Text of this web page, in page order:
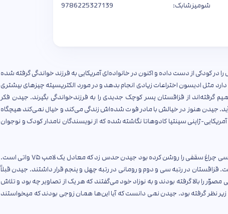
شومیزشابک:
9786225327139
کودکی از دست داده و اکنون در خانواده‌ای آمریکایی به فرزند خواندگی گرفته شده
ادیسون اختراعات زیادی انجام بدهد و در مورد الکتریسیته چیزهای بیشتری
گرفته‌اند از قزاقستان پسر کوچک جدیدی را به فرزندخواندگی بگیرند. جیدن فکر
جیدن هنوز در خیالش با مادر فوت شده‌اش زندگی می‌کند و خیال نمی‌کند هیچگاه
ژاپنی سینتیا کادوهاتا نگاشته شده که از نویسندگان نامدار کودک و نوجوان
هوای اتاق پیوند خفه بود با اینکه روز بود، آسمان پوشیده از ابر بود و کسی چراغ سقفی را روشن کرده بود جیدن حدس زد که معادل یک لامپ ۷۵ واتی است.
قزاقستان در رتبه سی و دوم و رومانی در رتبه چهل و پنجم قرار داشتند. جیدن قبلاً
را بالا گرفته بودند و به نوزاد خود می‌گفتند که هر یک از تصاویر چه بود و تلاش
را زیر نظر گرفته بود. جیدن نمی دانست که آیا این‌ها همان زوجی بودند که میخواستند